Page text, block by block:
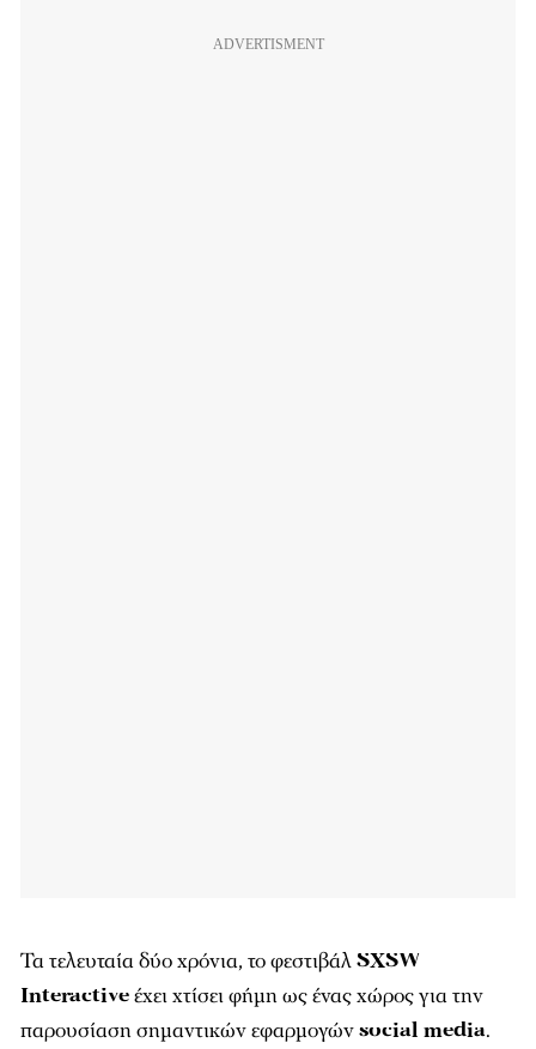
Τα τελευταία δύο χρόνια, το φεστιβάλSXSW
Interactiveέχει χτίσει φήμη ως ένας χώρος για την
παρουσίαση σημαντικών εφαρμογώνsocial media.